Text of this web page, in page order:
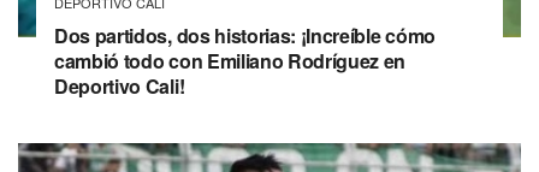
Dos partidos, dos historias: ¡Increíble cómo
cambió todo con Emiliano Rodríguez en
Deportivo Cali!